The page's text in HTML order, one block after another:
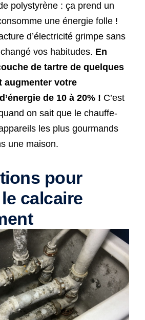
polystyrène : ça prend un
une énergie folle !
d’électricité grimpe sans
vos habitudes. En
de tartre de quelques
augmenter votre
de 10 à 20% ! C’est
on sait que le chauffe-
les plus gourmands
une maison.
pour
calcaire